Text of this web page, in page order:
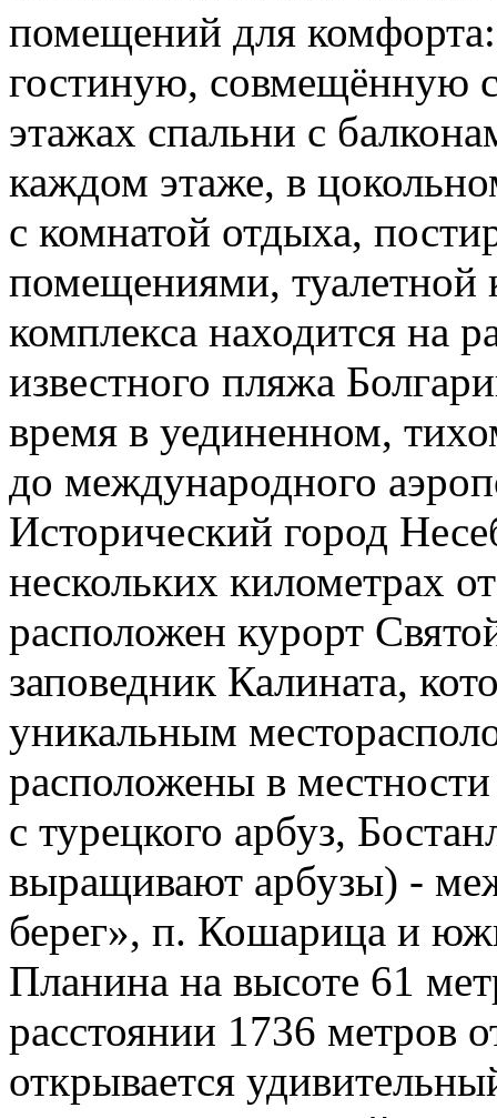
помещений для
гостиную, совмещённую
этажах спальни с
каждом этаже, в
с комнатой отдыха,
помещениями, туалетной
комплекса находится на
известного пляжа
время в уединенном,
до международного
Исторический город
нескольких километрах
расположен курорт
заповедник Калината,
уникальным
расположены в
с турецкого арбуз,
выращивают арбузы) -
берег», п. Кошарица и
Планина на высоте 61
расстоянии 1736 метров
открывается